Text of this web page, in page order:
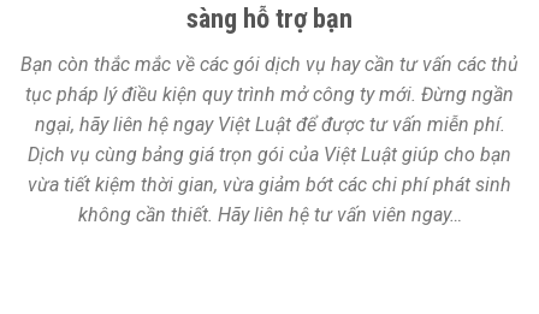
sàng hỗ trợ bạn
Bạn còn thắc mắc về các gói dịch vụ hay cần tư vấn các thủ
tục pháp lý điều kiện quy trình mở công ty mới. Đừng ngần
ngại, hãy liên hệ ngay Việt Luật để được tư vấn miễn phí.
Dịch vụ cùng bảng giá trọn gói của Việt Luật giúp cho bạn
vừa tiết kiệm thời gian, vừa giảm bớt các chi phí phát sinh
không cần thiết. Hãy liên hệ tư vấn viên ngay…